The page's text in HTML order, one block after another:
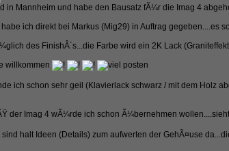
in Mannheim und habe den Bausatz fÃ¼r die Imag 4
ich direkt bei Markus (Mig29) in Auftrag gegeben....es
des FinishÂ´s...die Farbe wird ein 2K Lack
willkommen
ich schon sehr geil (Klavierlack schwarz / mit dem Holz
der Imag 4 wÃ¼rde ich schon Ã¼bernehmen
halt Ideen (Details) zum aufwerten der GehÃ¤use